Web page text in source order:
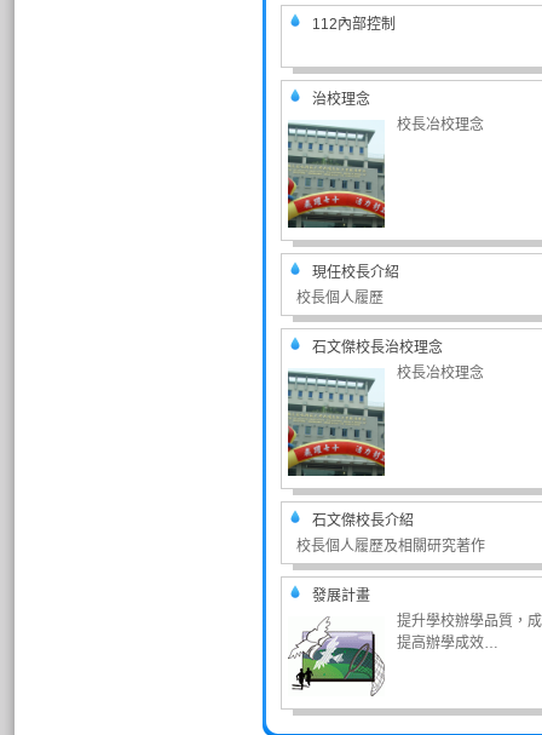
112內部控制
治校理念
校長冶校理念
現任校長介紹
校長個人履歷
石文傑校長治校理念
校長冶校理念
石文傑校長介紹
校長個人履歷及相關研究著作
發展計畫
提升學校辦學品質，
提高辦學成效…